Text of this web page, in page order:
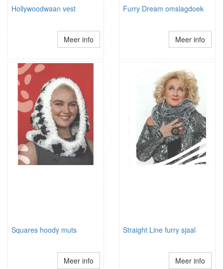
Hollywoodwaan vest
Meer info
Furry Dream omslagdoek
Meer info
Squares hoody muts
Meer info
Straight Line furry sjaal
Meer info